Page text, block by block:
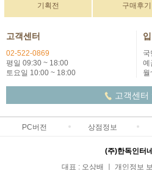
기획전 구매후기
고객센터
02-522-0869
평일 09:30 ~ 18:00
토요일 10:00 ~ 18:00
예
고객센터
PC버전 상점정보
(주)한독인터
대표 : 오상배 ㅣ 개인정보